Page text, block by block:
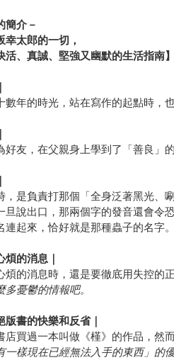
簡介－
幸太郎的一切，
活、真誠、堅強又幽默的生活指南】
數年的時光，站在寫作的起點時，
好友，在父親身上學到了「善良」
，是負責打那個「全身泛著黑光、
旦說出口，那兩個字的發音還會令
連起來，恰好就是那種蟲子的名字。
煩的消息｜
煩的消息時，還是要徹底用失控的
多憂鬱的情報吧。
版書的快樂和反省｜
店買過一本叫做《槿》的作品，然
一樣現在已經無法入手的東西」的